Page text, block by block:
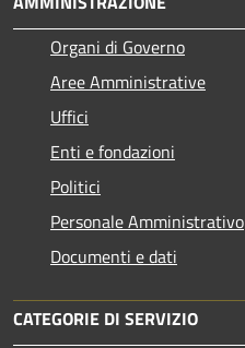
Organi di Governo
Aree Amministrative
Uffici
Enti e fondazioni
Politici
Personale Amministrativo
Documenti e dati
CATEGORIE DI SERVIZIO